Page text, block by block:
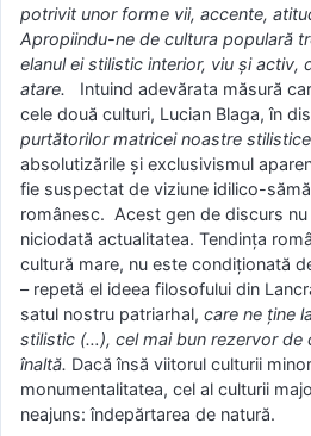
potrivit unor forme vii, accente,
Apropiindu-ne de cultura populară
elanul ei stilistic interior, viu și activ,
atare.
Intuind adevărata măsură
cele două culturi, Lucian Blaga, în
purtătorilor matricei noastre stilistice
absolutizările și exclusivismul
fie suspectat de viziune idilico-
românesc. Acest gen de discurs
niciodată actualitatea. Tendința
cultură mare, nu este condiționată
– repetă el ideea filosofului din
satul nostru patriarhal, care ne ține
stilistic (…), cel mai bun rezervor de
înaltă. Dacă însă viitorul culturii
monumentalitatea, cel al culturii
neajuns: îndepărtarea de natură.